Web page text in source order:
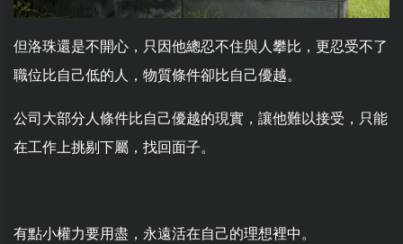
但洛珠還是不開心，只因他總忍不住與人攀比，更忍受不了
職位比自己低的人，物質條件卻比自己優越。
公司大部分人條件比自己優越的現實，讓他難以接受，只能
在工作上挑剔下屬，找回面子。
有點小權力要用盡，永遠活在自己的理想裡中。